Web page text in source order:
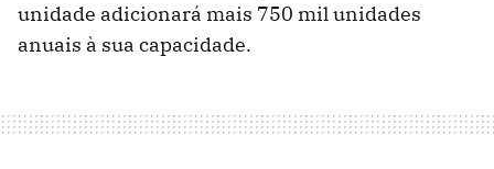
unidade adicionará mais 750 mil unidades
anuais à sua capacidade.